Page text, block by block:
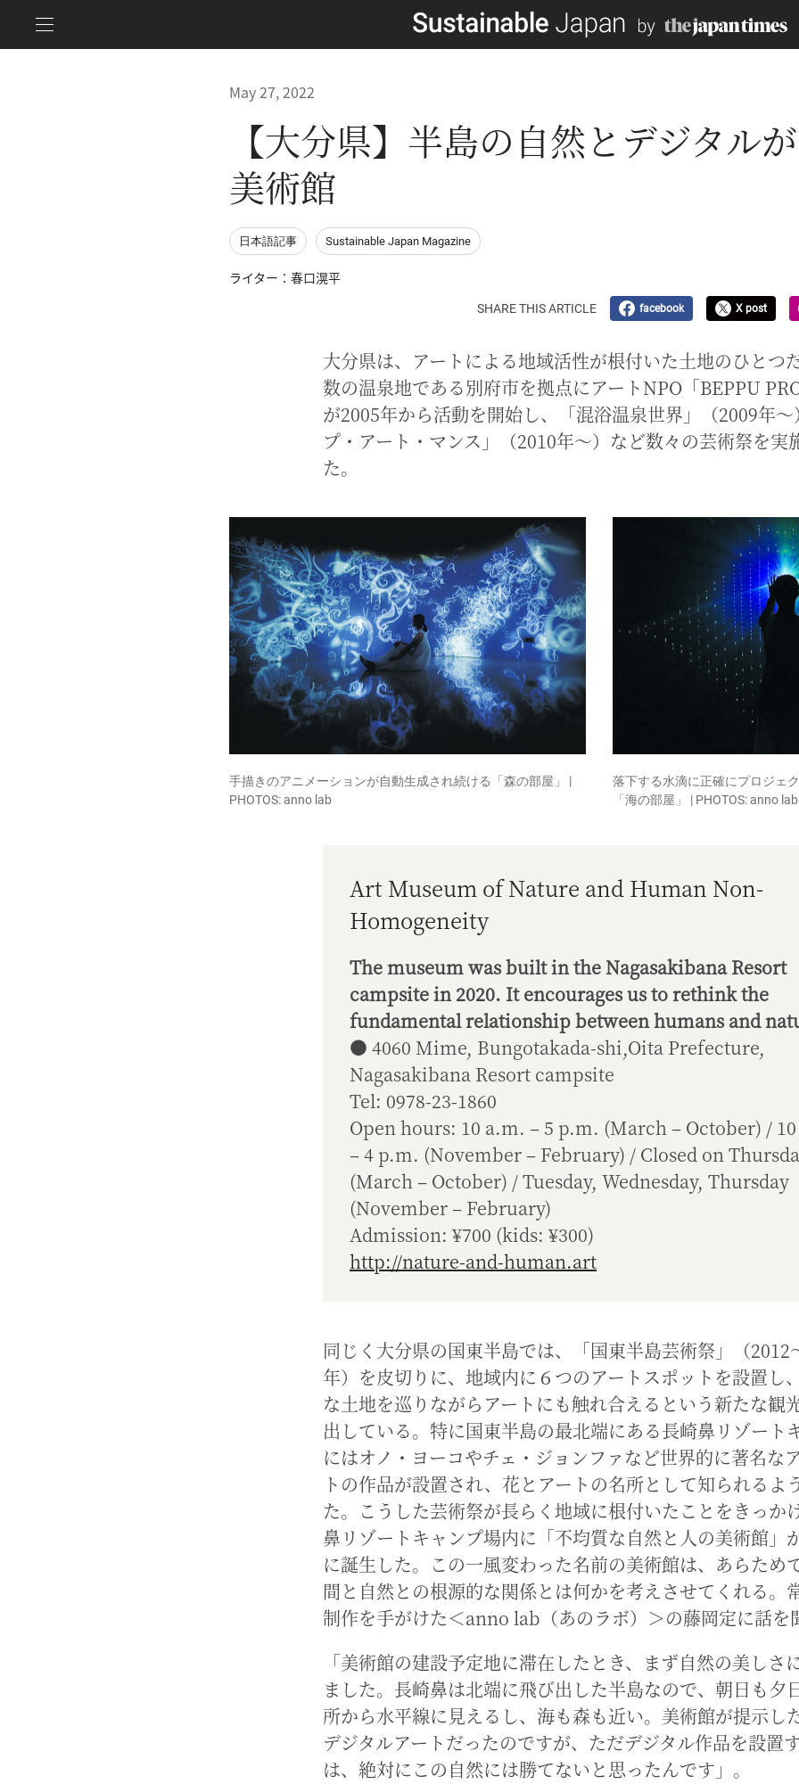
May 27, 2022
【大分県】半島の自然とデジタル
美術館
日本語記事 Sustainable Japan Magazine
ライター：春口滉平
SHARE THIS ARTICLE facebook X post
大分県は、アートによる地域活性が根付いた土地のひとつ
数の温泉地である別府市を拠点にアートNPO「BEPPU
が2005年から活動を開始し、「混浴温泉世界」（2009年〜
プ・アート・マンス」（2010年〜）など数々の芸術祭を実
た。
手描きのアニメーションが自動生成され続ける「森の部屋」 |
PHOTOS: anno lab
落下する水滴に正確にプロジェ
「海の部屋」 | PHOTOS: anno lab
Art Museum of Nature and Human Non-
Homogeneity
The museum was built in the Nagasakibana Resort
campsite in 2020. It encourages us to rethink the
fundamental relationship between humans and
● 4060 Mime, Bungotakada-shi,Oita Prefecture,
Nagasakibana Resort campsite
Tel: 0978-23-1860
Open hours: 10 a.m. – 5 p.m. (March – October) /
– 4 p.m. (November – February) / Closed on
(March – October) / Tuesday, Wednesday, Thursday
(November – February)
Admission: ¥700 (kids: ¥300)
http://nature-and-human.art
同じく大分県の国東半島では、「国東半島芸術祭」（2012
年）を皮切りに、地域内に６つのアートスポットを設置し
な土地を巡りながらアートにも触れ合えるという新たな観
出している。特に国東半島の最北端にある長崎鼻リゾート
にはオノ・ヨーコやチェ・ジョンファなど世界的に著名な
トの作品が設置され、花とアートの名所として知られるよ
た。こうした芸術祭が長らく地域に根付いたことをきっか
鼻リゾートキャンプ場内に「不均質な自然と人の美術館」
に誕生した。この一風変わった名前の美術館は、あらため
間と自然との根源的な関係とは何かを考えさせてくれる。
制作を手がけた＜anno lab（あのラボ）＞の藤岡定に話を
「美術館の建設予定地に滞在したとき、まず自然の美しさ
ました。長崎鼻は北端に飛び出した半島なので、朝日も夕
所から水平線に見えるし、海も森も近い。美術館が提示し
デジタルアートだったのですが、ただデジタル作品を設置
は、絶対にこの自然には勝てないと思ったんです」。